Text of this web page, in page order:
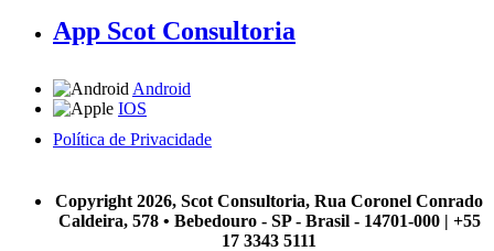
App Scot Consultoria
Android
IOS
Política de Privacidade
Copyright 2026, Scot Consultoria, Rua Coronel Conrado
Caldeira, 578 • Bebedouro - SP - Brasil - 14701-000 | +55
17 3343 5111